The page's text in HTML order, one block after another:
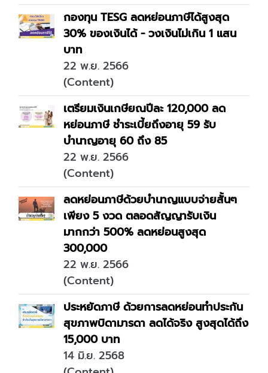
กองทุน TESG ลดหย่อนภาษีได้สูงสุด
30% ของเงินได้ - วงเงินไม่เกิน 1 แสน
บาท
22 พ.ย. 2566
(Content)
เตรียมเงินเกษียณปีละ 120,000 ลด
หย่อนภาษี ชำระเบี้ยถึงอายุ 59 รับ
บำนาญอายุ 60 ถึง 85
22 พ.ย. 2566
(Content)
ลดหย่อนภาษีด้วยบำนาญแบบจ่ายสั้นๆ
เพียง 5 งวด ตลอดสัญญารับเงิน
มากกว่า 500% ลดหย่อนสูงสุด
300,000
22 พ.ย. 2566
(Content)
ประหยัดภาษี ด้วยการลดหย่อนทำประกัน
สุขภาพบิดามารดา ลดได้จริง สูงสุดได้ถึง
15,000 บาท
14 มิ.ย. 2568